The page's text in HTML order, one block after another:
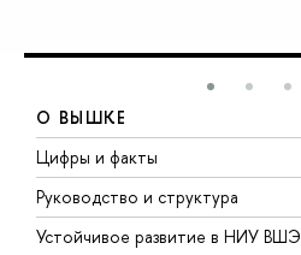
О ВЫШКЕ
Цифры и факты
Руководство и структура
Устойчивое развитие в НИУ ВШЭ